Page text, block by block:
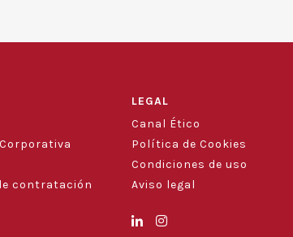
contratación
LEGAL
Canal Ético
Política de Cookies
Condiciones de uso
Aviso legal